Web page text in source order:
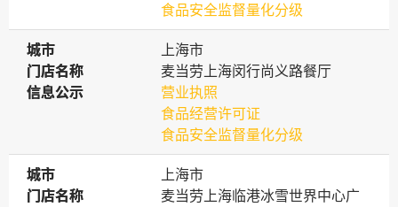
食品安全监督量化分级
城市
城市
上海市
门店名称
门店名称
麦当劳上海闵行尚义路餐厅
信息公示
信息公示
营业执照
食品经营许可证
食品安全监督量化分级
城市
城市
上海市
门店名称
门店名称
麦当劳上海临港冰雪世界中心广